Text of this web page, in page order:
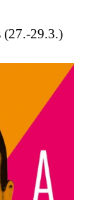
(27.-29.3.)